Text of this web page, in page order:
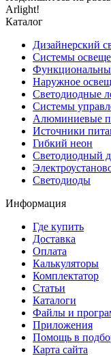
Arlight!
Каталог
Дизайнерский
Системы
Наружное
Светодиодные
Системы
Алюминиевые
Источники
Гибкий неон
Светодиодный
Светодиоды
Информация
Где купить
Доставка
Оплата
Калькуляторы
Комплектатор
Статьи
Каталоги
Файлы и
Приложения
Помощь в
Карта сайта